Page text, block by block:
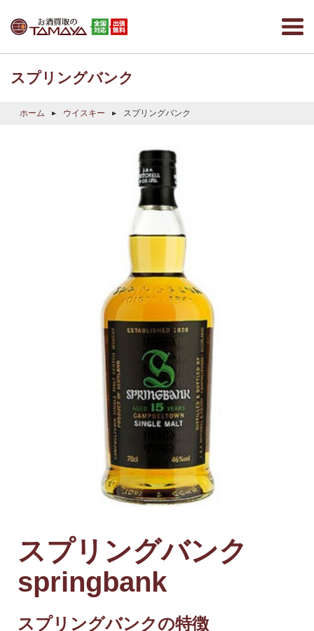
スプリングバンク
ホーム ウイスキー スプリングバンク
スプリングバンク
springbank
スプリングバンクの特徴